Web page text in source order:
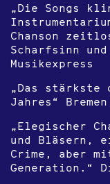
„Die Songs
Chanson
Scharfsinn
Musikexpress
„Das stärkste
Jahres“
„Elegischer
und Bläsern,
Crime, aber
Generation.“